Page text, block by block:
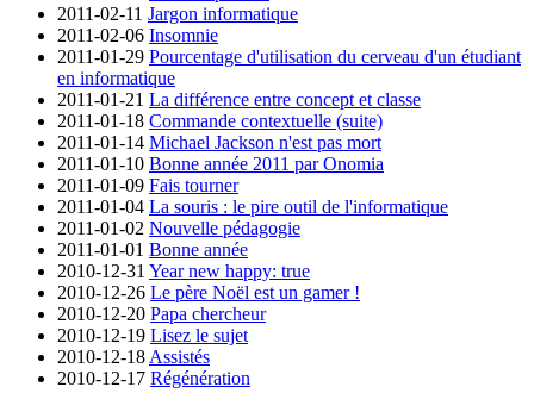
2011-02-11 Jargon informatique
2011-02-06 Insomnie
2011-01-29 Pourcentage d'utilisation du cerveau d'un étudiant
en informatique
2011-01-21 La différence entre concept et classe
2011-01-18 Commande contextuelle (suite)
2011-01-14 Michael Jackson n'est pas mort
2011-01-10 Bonne année 2011 par Onomia
2011-01-09 Fais tourner
2011-01-04 La souris : le pire outil de l'informatique
2011-01-02 Nouvelle pédagogie
2011-01-01 Bonne année
2010-12-31 Year new happy: true
2010-12-26 Le père Noël est un gamer !
2010-12-20 Papa chercheur
2010-12-19 Lisez le sujet
2010-12-18 Assistés
2010-12-17 Régénération